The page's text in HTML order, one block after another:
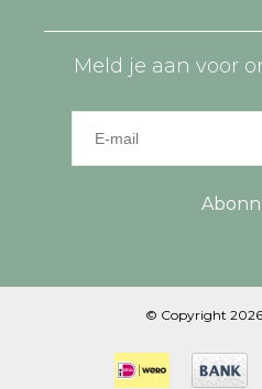
Meld je aan voor
© Copyright 2026